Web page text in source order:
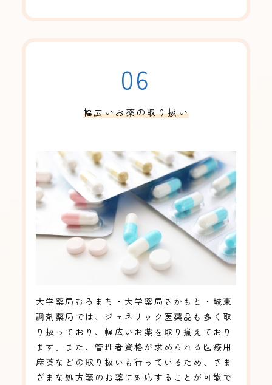
06
幅広いお薬の取り扱い
大学薬局むろまち・大学薬局さかもと・城東
調剤薬局では、ジェネリック医薬品も多く取
り扱っており、幅広いお薬を取り揃えており
ます。また、管理者資格が求められる医療用
麻薬などの取り扱いも行っているため、さま
ざまな処方箋のお薬に対応することが可能で